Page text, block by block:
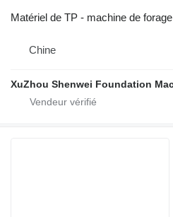
Matériel de TP - machine de forage
Chine